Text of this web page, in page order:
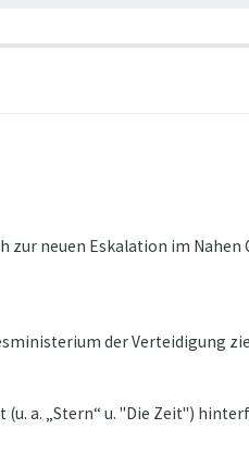
neuen Eskalation im Nahen
der Verteidigung
a. „Stern“ u. "Die Zeit")